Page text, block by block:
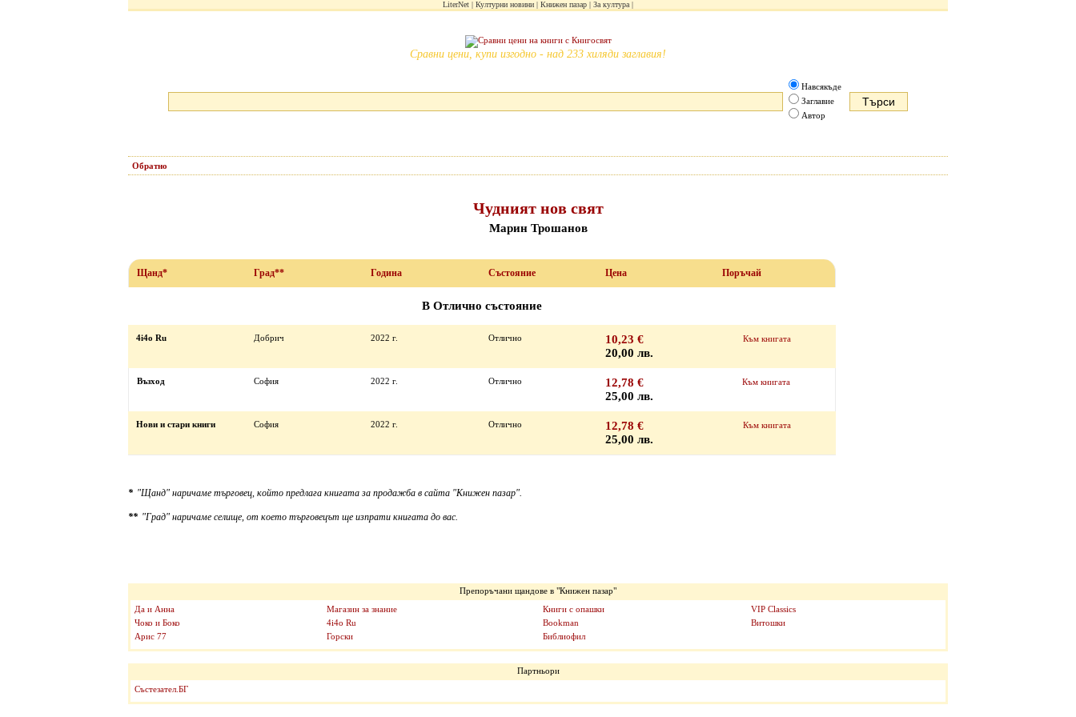
LiterNet Културни новини Книжен пазар За култура
Сравни цени, купи изгодно - над 233 хиляди заглавия!
Навсякъде
Заглавие
Автор
Обратно
Чудният нов свят
Марин Трошанов
Щанд* Град** Година Състояние Цена Поръчай
В Отлично състояние
4i4o Ru Добрич 2022 г. Отлично
10,23 €
20,00 лв.
Към книгата
Възход София 2022 г. Отлично
12,78 €
25,00 лв.
Към книгата
Нови и стари книги София 2022 г. Отлично
12,78 €
25,00 лв.
Към книгата
* "Щанд" наричаме търговец, който предлага книгата за продажба в сайта "Книжен пазар".
** "Град" наричаме селище, от което търговецът ще изпрати книгата до вас.
Препоръчани щандове в "Книжен пазар"
Да и Анна
Чоко и Боко
Арис 77
Магазин за знание
4i4o Ru
Горски
Книги с опашки
Bookman
Библиофил
VIP Classics
Витошки
Партньори
Състезател.БГ